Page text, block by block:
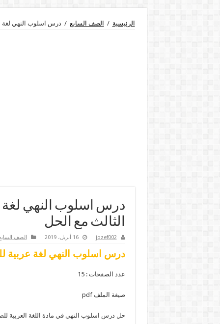
الرئيسية / الصف السابع / درس اسلوب النهي لغة
درس اسلوب النهي
الثالث مع الحل
jozef002 16 أبريل، 2019 الصف
درس اسلوب النهي لغة عربية
عدد الصفحات : 15
صيغة الملف pdf
حل درس اسلوب النهي في مادة اللغة العربية